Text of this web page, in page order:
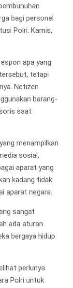
bagi personel
Polri. Kamis,
apa yang
tetapi
Netizen
barang-
saat
menampilkan
sosial,
aparat yang
kadang tidak
aparat negara.
sangat
ada aturan
bergaya hidup
perlunya
Polri untuk